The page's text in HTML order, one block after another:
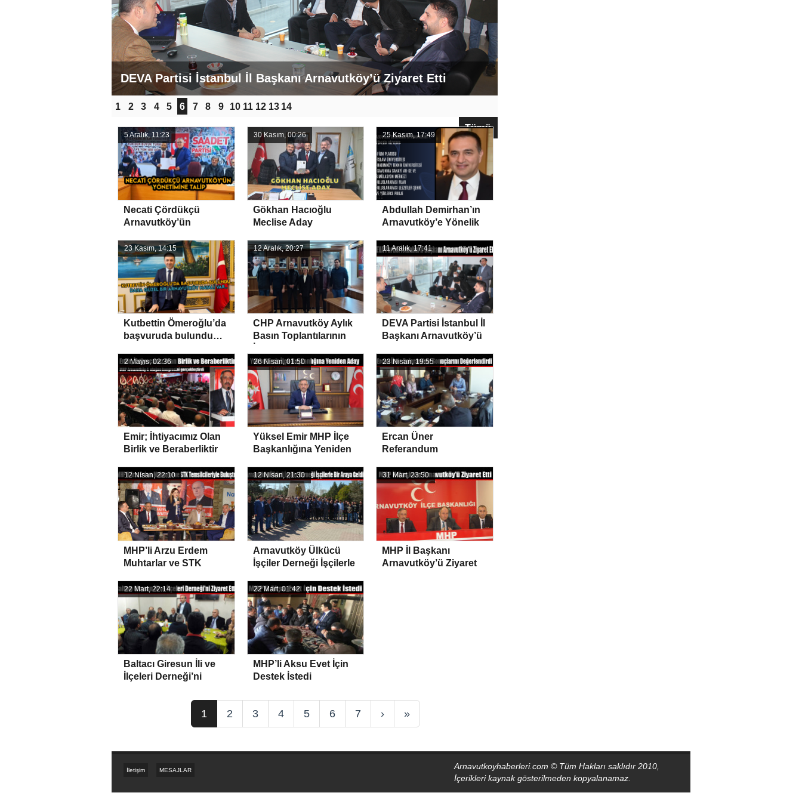
DEVA Partisi İstanbul İl Başkanı Arnavutköy’ü Ziyaret Etti
1 2 3 4 5 6 7 8 9 10 11 12 13 14
Tümü
5 Aralık, 11:23
Necati Çördükçü
Arnavutköy’ün
30 Kasım, 00:26
Gökhan Hacıoğlu
Meclise Aday
25 Kasım, 17:49
Abdullah Demirhan’ın
Arnavutköy’e Yönelik
23 Kasım, 14:15
Kutbettin Ömeroğlu’da
başvuruda bulundu…
Arnavutköy hayali
var…
12 Aralık, 20:27
CHP Arnavutköy Aylık
Basın Toplantılarının
11 Aralık, 17:41
DEVA Partisi İstanbul İl
Başkanı Arnavutköy’ü
2 Mayıs, 02:36
Emir; İhtiyacımız Olan
Birlik ve Beraberliktir
26 Nisan, 01:50
Yüksel Emir MHP İlçe
Başkanlığına Yeniden
23 Nisan, 19:55
Ercan Üner
Referandum
Değerlendirdi
12 Nisan, 22:10
MHP’li Arzu Erdem
Muhtarlar ve STK
12 Nisan, 21:30
Arnavutköy Ülkücü
İşçiler Derneği İşçilerle
31 Mart, 23:50
MHP İl Başkanı
Arnavutköy’ü Ziyaret
22 Mart, 22:14
Baltacı Giresun İli ve
İlçeleri Derneği’ni
22 Mart, 01:42
MHP’li Aksu Evet İçin
Destek İstedi
1 2 3 4 5 6 7 › »
İletişim MESAJLAR
Arnavutkoyhaberleri.com © Tüm Hakları saklıdır 2010,
İçerikleri kaynak gösterilmeden kopyalanamaz.